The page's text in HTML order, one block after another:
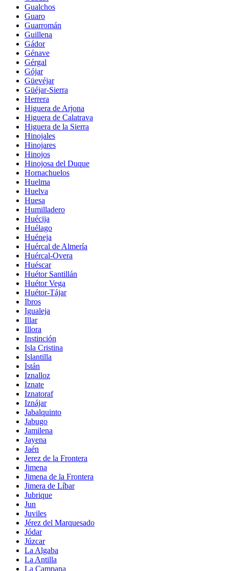
Gualchos
Guaro
Guarromán
Guillena
Gádor
Génave
Gérgal
Gójar
Güevéjar
Güéjar-Sierra
Herrera
Higuera de Arjona
Higuera de Calatrava
Higuera de la Sierra
Hinojales
Hinojares
Hinojos
Hinojosa del Duque
Hornachuelos
Huelma
Huelva
Huesa
Humilladero
Huécija
Huélago
Huéneja
Huércal de Almería
Huércal-Overa
Huéscar
Huétor Santillán
Huétor Vega
Huétor-Tájar
Ibros
Igualeja
Illar
Illora
Instinción
Isla Cristina
Islantilla
Istán
Iznalloz
Iznate
Iznatoraf
Iznájar
Jabalquinto
Jabugo
Jamilena
Jayena
Jaén
Jerez de la Frontera
Jimena
Jimena de la Frontera
Jimera de Líbar
Jubrique
Jun
Juviles
Jérez del Marquesado
Jódar
Júzcar
La Algaba
La Antilla
La Campana